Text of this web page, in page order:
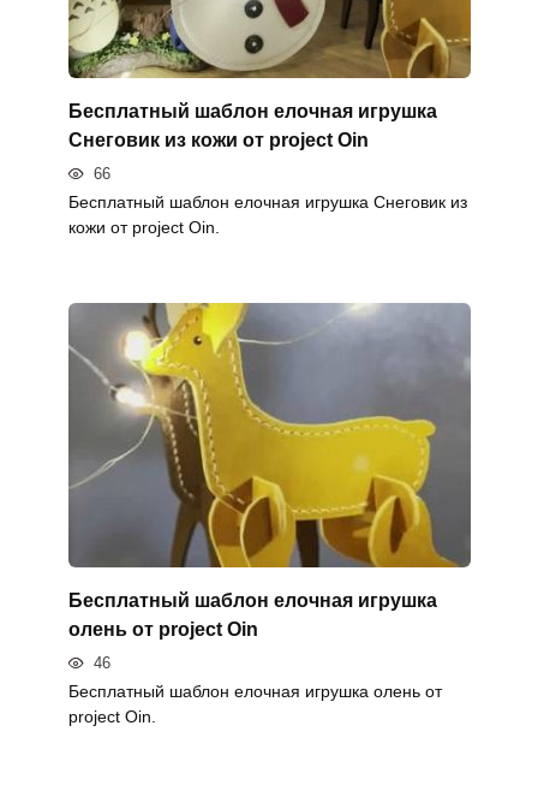
Бесплатный шаблон елочная игрушка
Снеговик из кожи от project Oin
66
Бесплатный шаблон елочная игрушка Снеговик из
кожи от project Oin.
Бесплатный шаблон елочная игрушка
олень от project Oin
46
Бесплатный шаблон елочная игрушка олень от
project Oin.